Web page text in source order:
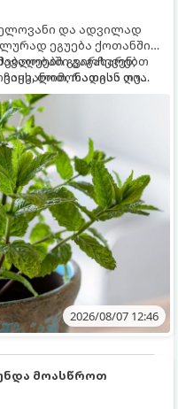
და ადვილად
ეგუება ქოთანში
გვირჩევენ,
რადგან ღია
ძალიან
ავიწროებს.
გაგახარებთ
ლიმონათისა თუ
2026/08/07 12:46
უნდა მოასწროთ